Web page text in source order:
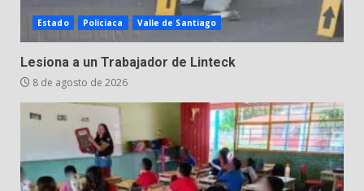
Estado Policiaca Valle de Santiago
Lesiona a un Trabajador de Linteck
8 de agosto de 2026